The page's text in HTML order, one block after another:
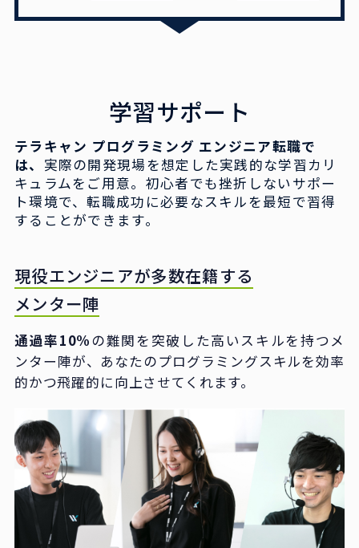
学習サポート
テラキャン プログラミング エンジニア転職で
は、 実際の開発現場を想定した実践的な学習カリ
キュラムをご用意。初心者でも挫折しないサポー
ト環境で、転職成功に必要なスキルを最短で習得
することができます。
現役エンジニアが多数在籍する
メンター陣
通過率10%の難関を突破した高いスキルを持つメ
ンター陣が、あなたのプログラミングスキルを効率
的かつ飛躍的に向上させてくれます。